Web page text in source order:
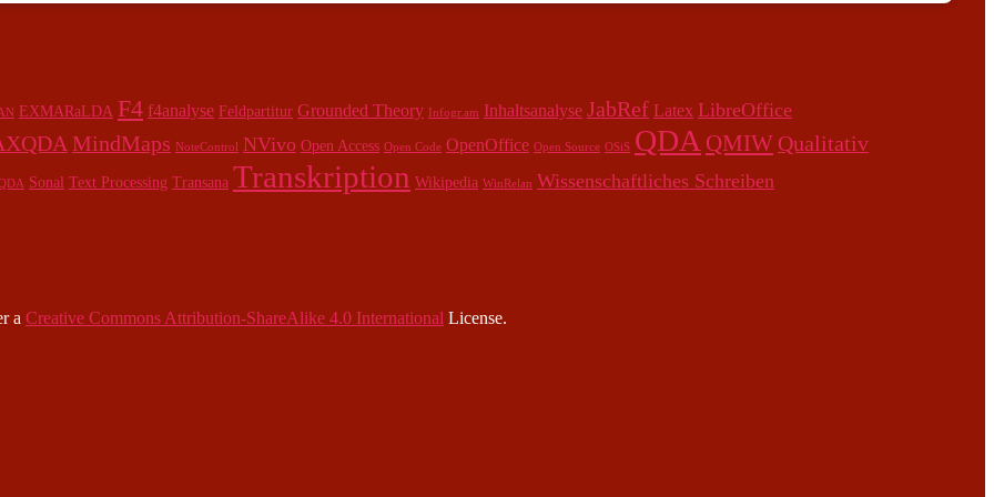
EXMARaLDA F4 f4analyse Feldpartitur Grounded Theory Infogr.am Inhaltsanalyse JabRef Latex LibreOffice
MindMaps NoteControl NVivo Open Access Open Code OpenOffice Open Source OSiS QDA QMIW Qualitativ
Sonal Text Processing Transana Transkription Wikipedia WinRelan Wissenschaftliches Schreiben
a Creative Commons Attribution-ShareAlike 4.0 International License.